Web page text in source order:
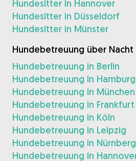
Hundesitter in Hannover
Hundesitter in Düsseldorf
Hundesitter in Münster
Hundebetreuung über Nacht
Hundebetreuung in Berlin
Hundebetreuung in Hamburg
Hundebetreuung in München
Hundebetreuung in
Hundebetreuung in Köln
Hundebetreuung in Leipzig
Hundebetreuung in Nürnberg
Hundebetreuung in